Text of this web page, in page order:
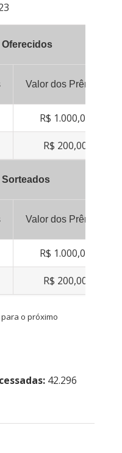
Valor dos Prêmios
R$ 1.000,00
R$ 200,00
Sorteados
Valor dos Prêmios
R$ 1.000,00
R$ 200,00
o próximo
42.296